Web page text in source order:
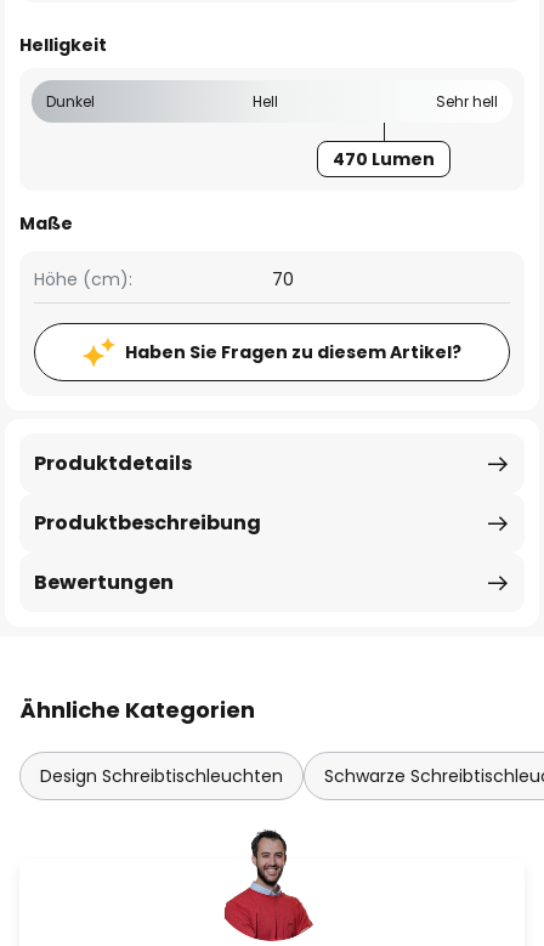
Helligkeit
Dunkel Hell Sehr hell
470 Lumen
Maße
Höhe (cm): 70
Haben Sie Fragen zu diesem Artikel?
Produktbeschreibung
Produktdetails
Bewertungen
Ähnliche Kategorien
Design Schreibtischleuchten Schwarze